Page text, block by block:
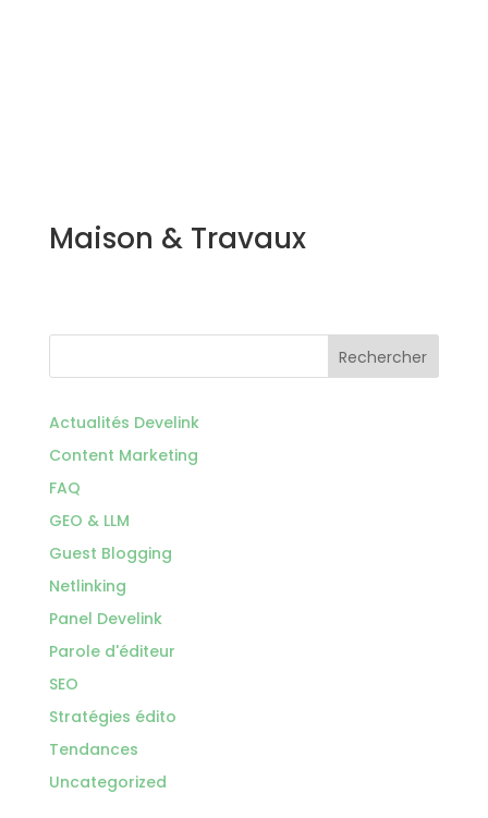
Maison & Travaux
Rechercher
Actualités Develink
Content Marketing
FAQ
GEO & LLM
Guest Blogging
Netlinking
Panel Develink
Parole d'éditeur
SEO
Stratégies édito
Tendances
Uncategorized